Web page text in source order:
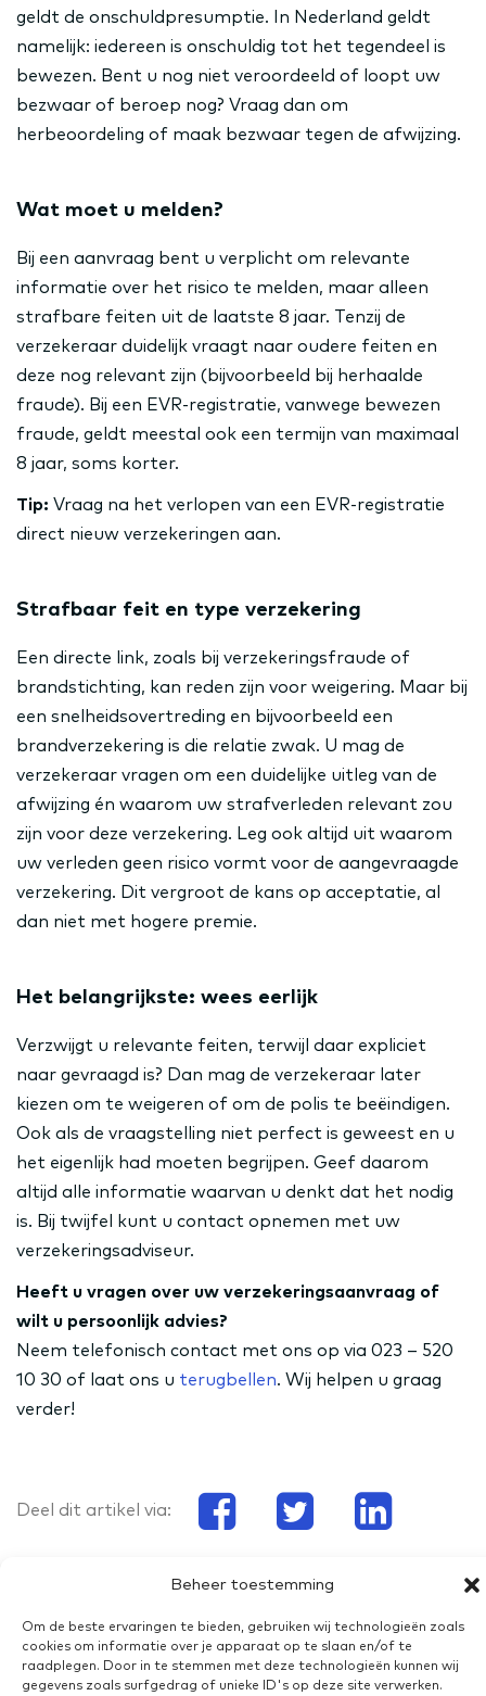
Beheer toestemming
Om de beste ervaringen te bieden, gebruiken wij technologieën zoals
cookies om informatie over je apparaat op te slaan en/of te
raadplegen. Door in te stemmen met deze technologieën kunnen wij
gegevens zoals surfgedrag of unieke ID's op deze site verwerken.
geldt de onschuldpresumptie. In Nederland geldt
namelijk: iedereen is onschuldig tot het tegendeel is
bewezen. Bent u nog niet veroordeeld of loopt uw
bezwaar of beroep nog? Vraag dan om
herbeoordeling of maak bezwaar tegen de afwijzing.
Wat moet u melden?
Bij een aanvraag bent u verplicht om relevante
informatie over het risico te melden, maar alleen
strafbare feiten uit de laatste 8 jaar. Tenzij de
verzekeraar duidelijk vraagt naar oudere feiten en
deze nog relevant zijn (bijvoorbeeld bij herhaalde
fraude). Bij een EVR-registratie, vanwege bewezen
fraude, geldt meestal ook een termijn van maximaal
8 jaar, soms korter.
Tip: Vraag na het verlopen van een EVR-registratie
direct nieuw verzekeringen aan.
Strafbaar feit en type verzekering
Een directe link, zoals bij verzekeringsfraude of
brandstichting, kan reden zijn voor weigering. Maar bij
een snelheidsovertreding en bijvoorbeeld een
brandverzekering is die relatie zwak. U mag de
verzekeraar vragen om een duidelijke uitleg van de
afwijzing én waarom uw strafverleden relevant zou
zijn voor deze verzekering. Leg ook altijd uit waarom
uw verleden geen risico vormt voor de aangevraagde
verzekering. Dit vergroot de kans op acceptatie, al
dan niet met hogere premie.
Het belangrijkste: wees eerlijk
Verzwijgt u relevante feiten, terwijl daar expliciet
naar gevraagd is? Dan mag de verzekeraar later
kiezen om te weigeren of om de polis te beëindigen.
Ook als de vraagstelling niet perfect is geweest en u
het eigenlijk had moeten begrijpen. Geef daarom
altijd alle informatie waarvan u denkt dat het nodig
is. Bij twijfel kunt u contact opnemen met uw
verzekeringsadviseur.
Heeft u vragen over uw verzekeringsaanvraag of
wilt u persoonlijk advies?
Neem telefonisch contact met ons op via 023 – 520
10 30 of laat ons u terugbellen. Wij helpen u graag
verder!
Deel dit artikel via:
Privacyverklaring